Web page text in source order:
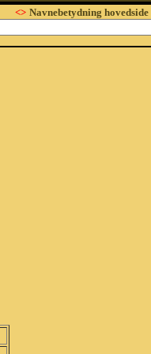
<> Navnebetydning hovedside